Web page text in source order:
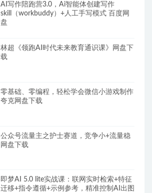
AI写作陪跑营3.0，Ai智能体创建写作
skill（workbuddy）+人工手写模式 百度网
盘
林超《领跑AI时代未来教育通识课》网盘下
载
零基础、零编程，轻松学会微信小游戏制作
夸克网盘下载
公众号流量主之护士赛道，竞争小+流量稳
网盘下载
即梦AI 5.0 lite实战课：联网实时检索+特征
迁移+指令遵循+示例参考，精准控制AI出图